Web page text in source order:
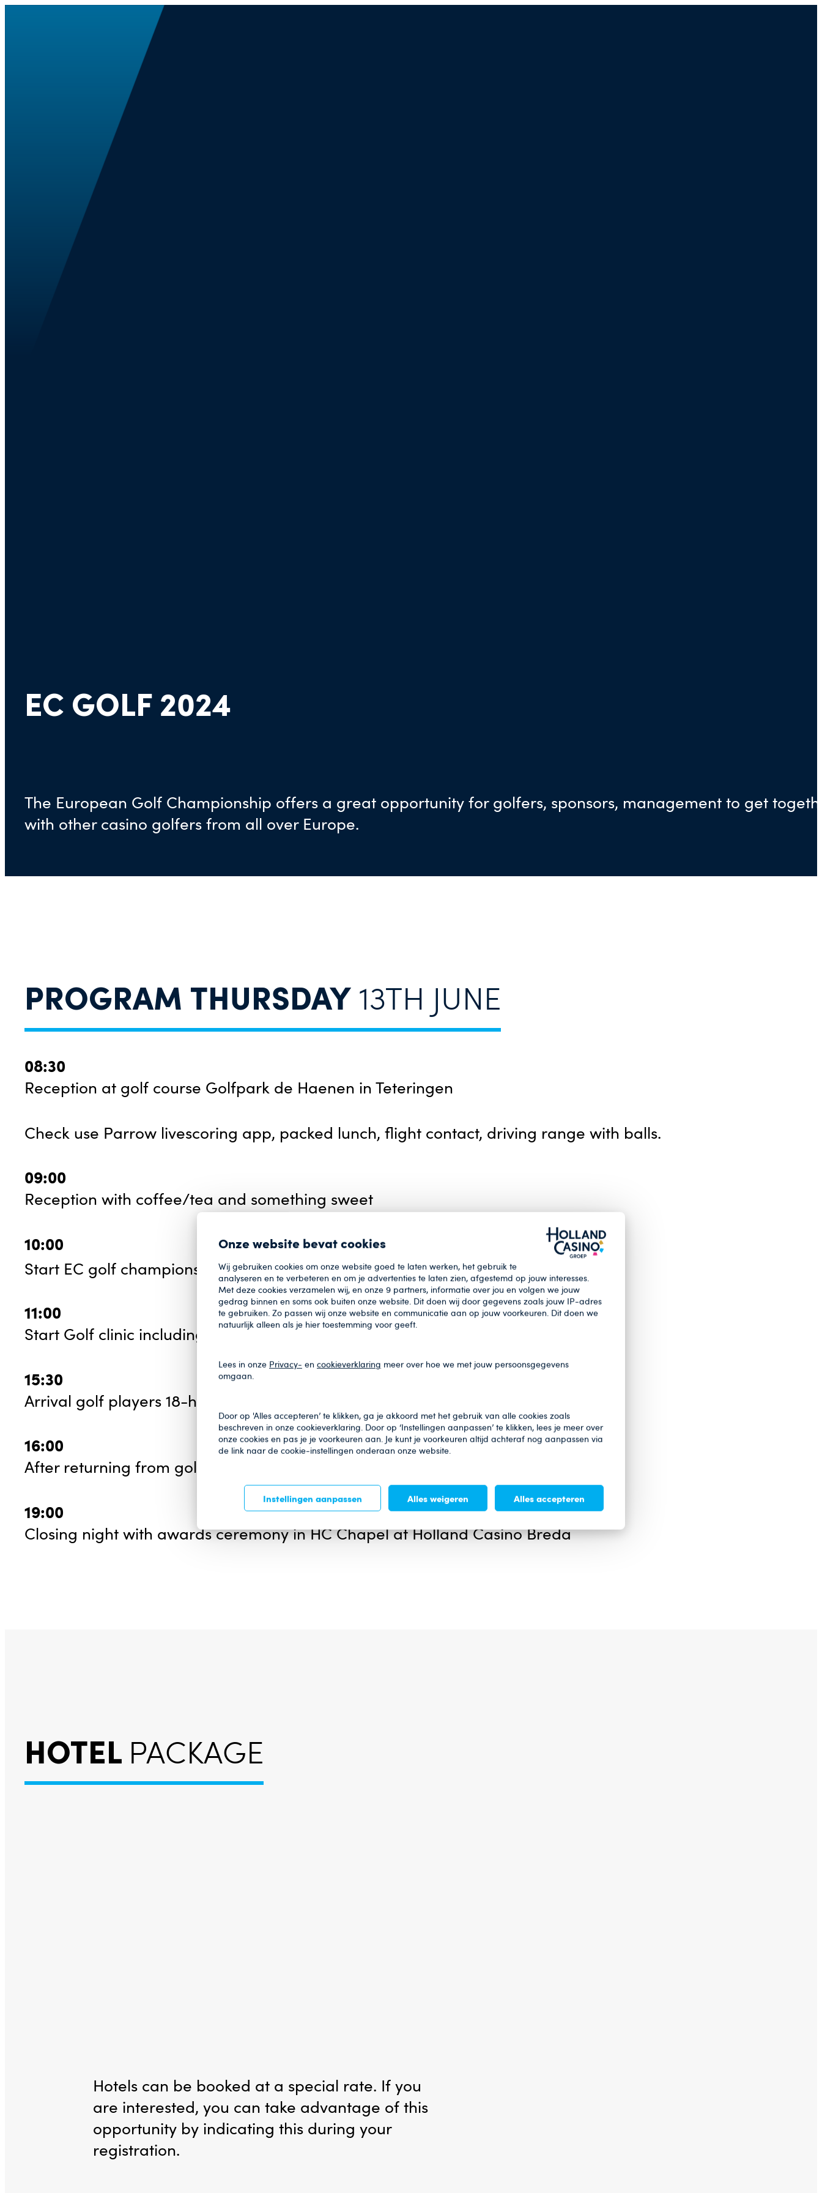
Onze website bevat cookies
Wij gebruiken cookies om onze website goed te laten werken, het gebruik te
analyseren en te verbeteren en om je advertenties te laten zien, afgestemd op jouw interesses.
Met deze cookies verzamelen wij, en onze 9 partners, informatie over jou en volgen we jouw
gedrag binnen en soms ook buiten onze website. Dit doen wij door gegevens zoals jouw IP-adres
te gebruiken. Zo passen wij onze website en communicatie aan op jouw voorkeuren. Dit doen we
natuurlijk alleen als je hier toestemming voor geeft.
Lees in onze Privacy- en cookieverklaring meer over hoe we met jouw persoonsgegevens
omgaan.
Door op 'Alles accepteren’ te klikken, ga je akkoord met het gebruik van alle cookies zoals
beschreven in onze cookieverklaring. Door op ‘Instellingen aanpassen’ te klikken, lees je meer over
onze cookies en pas je je voorkeuren aan. Je kunt je voorkeuren altijd achteraf nog aanpassen via
de link naar de cookie-instellingen onderaan onze website.
Instellingen aanpassen Alles weigeren Alles accepteren
EC GOLF 2024
The European Golf Championship offers a great opportunity for golfers, sponsors, management to get
with other casino golfers from all over Europe.
PROGRAM THURSDAY 13TH JUNE
08:30
Reception at golf course Golfpark de Haenen in Teteringen
Check use Parrow livescoring app, packed lunch, flight contact, driving range with balls.
09:00
Reception with coffee/tea and something sweet
10:00
Start EC golf championship 2ndday – live scoring Parrow App
11:00
Start Golf clinic including lunch
15:30
Arrival golf players 18-hole EC Golf championship and Golf clinic participants
16:00
After returning from golfing on the terrace for a drink and a bite to eat
19:00
Closing night with awards ceremony in HC Chapel at Holland Casino Breda
HOTEL PACKAGE
Hotels can be booked at a special rate. If you
are interested, you can take advantage of this
opportunity by indicating this during your
registration.